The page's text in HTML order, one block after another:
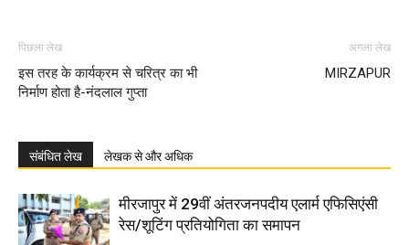
पिछला लेख
इस तरह के कार्यक्रम से चरित्र का भी
निर्माण होता है-नंदलाल गुप्ता
अगला लेख
MIRZAPUR
संबंधित लेख लेखक से और अधिक
मीरजापुर में 29वीं अंतरजनपदीय एलार्म एफिसिएंसी
रेस/शूटिंग प्रतियोगिता का समापन